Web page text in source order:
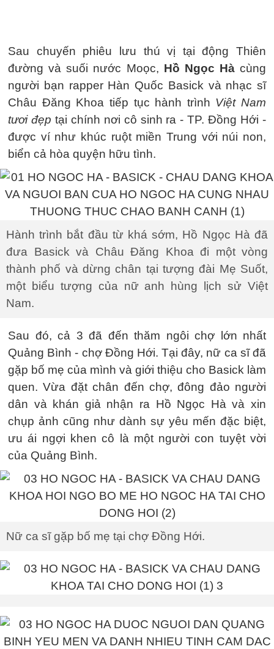
Sau chuyến phiêu lưu thú vị tại động Thiên
đường và suối nước Moọc, Hồ Ngọc Hàcùng
người bạn rapper Hàn Quốc Basick và nhạc sĩ
Châu Đăng Khoa tiếp tục hành trình Việt Nam
tươi đẹp tại chính nơi cô sinh ra - TP. Đồng Hới -
được ví như khúc ruột miền Trung với núi non,
biển cả hòa quyện hữu tình.
Hành trình bắt đầu từ khá sớm, Hồ Ngọc Hà đã
đưa Basick và Châu Đăng Khoa đi một vòng
thành phố và dừng chân tại tượng đài Mẹ Suốt,
một biểu tượng của nữ anh hùng lịch sử Việt
Nam.
Sau đó, cả 3 đã đến thăm ngôi chợ lớn nhất
Quảng Bình - chợ Đồng Hới. Tại đây, nữ ca sĩ đã
gặp bố mẹ của mình và giới thiệu cho Basick làm
quen. Vừa đặt chân đến chợ, đông đảo người
dân và khán giả nhận ra Hồ Ngọc Hà và xin
chụp ảnh cũng như dành sự yêu mến đặc biệt,
ưu ái ngợi khen cô là một người con tuyệt vời
của Quảng Bình.
Nữ ca sĩ gặp bố mẹ tại chợ Đồng Hới.